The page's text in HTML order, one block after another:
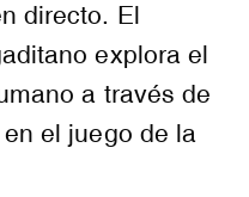
directo. El
explora el
a través de
el juego de la